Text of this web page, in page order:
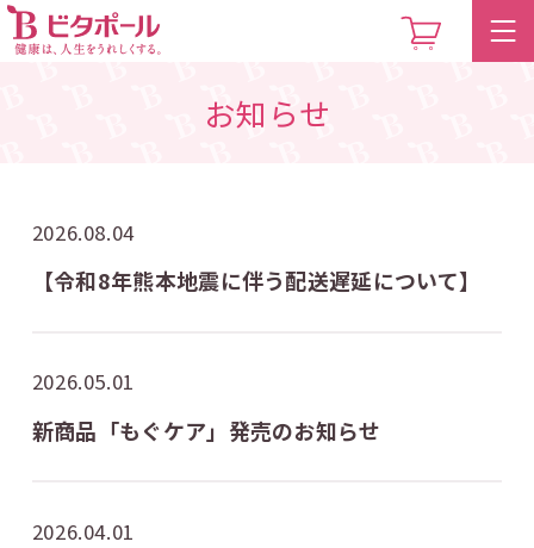
お知らせ
2026.08.04
【令和8年熊本地震に伴う配送遅延について】
2026.05.01
新商品「もぐケア」発売のお知らせ
2026.04.01